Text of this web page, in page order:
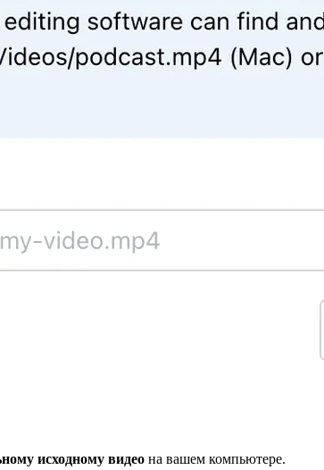
исходному видео на вашем компьютере.